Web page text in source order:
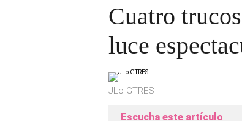
Cuatro
luce
JLo GTRES
Escucha este artículo